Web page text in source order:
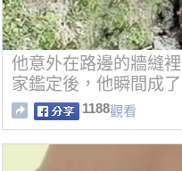
他意外在路邊的牆縫
家鑑定後，他瞬間成了
1188觀看